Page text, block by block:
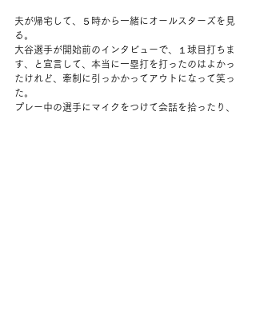
夫が帰宅して、５時から一緒にオールスターズを見
る。
大谷選手が開始前のインタビューで、１球目打ちま
す、と宣言して、本当に一塁打を打ったのはよかっ
たけれど、牽制に引っかかってアウトになって笑っ
た。
プレー中の選手にマイクをつけて会話を拾ったり、